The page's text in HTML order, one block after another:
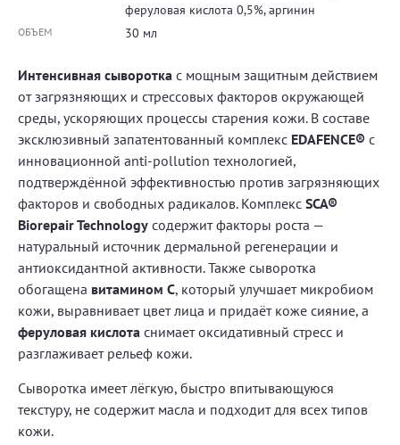
феруловая кислота 0,5%, аргинин
ОБЪЕМ 30 мл
Интенсивная сыворотка с мощным защитным действием
от загрязняющих и стрессовых факторов окружающей
среды, ускоряющих процессы старения кожи. В составе
эксклюзивный запатентованный комплекс EDAFENCE® с
инновационной anti-pollution технологией,
подтверждённой эффективностью против загрязняющих
факторов и свободных радикалов. Комплекс SCA®
Biorepair Technology содержит факторы роста —
натуральный источник дермальной регенерации и
антиоксидантной активности. Также сыворотка
обогащена витамином С, который улучшает микробиом
кожи, выравнивает цвет лица и придаёт коже сияние, а
феруловая кислота снимает оксидативный стресс и
разглаживает рельеф кожи.
Сыворотка имеет лёгкую, быстро впитывающуюся
текстуру, не содержит масла и подходит для всех типов
кожи.